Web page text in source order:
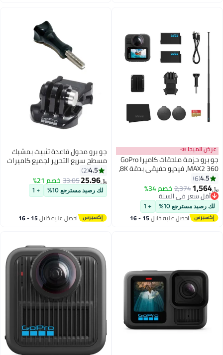
عرض الميجا 📣
جو برو حزمة ملحقات كاميرا GoPro
MAX2 360، فيديو حقيقي بدقة 8K،
صور بدقة 29MP، عمود تمديد،
بطارية إضافية، بطاقة SD سعة
64GB
4.5
6
﷼‏1,564
2,374خصم 34%
أقل سعر في السنة
أقل سعر في السنة
لك رصيد مسترجع 10% + 1
احصل عليه خلال 15 - 16
جو برو محول قاعدة تثبيت بمشبك
مسطح سريع التحرير لجميع كاميرات
GoPro
4.5
2
﷼‏25.96
33.05خصم 21%
لك رصيد مسترجع 10% + 1
احصل عليه خلال 15 - 16